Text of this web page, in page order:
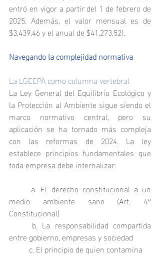
entró en vigor a partir del 1 de febrero de
2025. Además, el valor mensual es de
$3,439.46 y el anual de $41,273.52).
Navegando la complejidad normativa
La LGEEPA como columna vertebral
La Ley General del Equilibrio Ecológico y
la Protección al Ambiente sigue siendo el
marco normativo central, pero su
aplicación se ha tornado más compleja
con las reformas de 2024. La ley
establece principios fundamentales que
toda empresa debe internalizar:
medio ambiente sano (Art. 4°
Constitucional)
entre gobierno, empresas y sociedad